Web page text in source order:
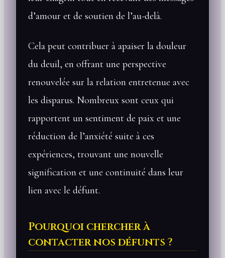
d’amour et de soutien de l’au-delà.
Cela peut contribuer à apaiser la douleur
du deuil, en offrant une perspective
renouvelée sur la relation entretenue avec
les disparus. Nombreux sont ceux qui
rapportent un sentiment de paix et une
réduction de l’anxiété suite à ces
expériences, trouvant une nouvelle
signification et une continuité dans leur
lien avec le défunt.
Pourquoi chercher à
contacter nos défunts ?